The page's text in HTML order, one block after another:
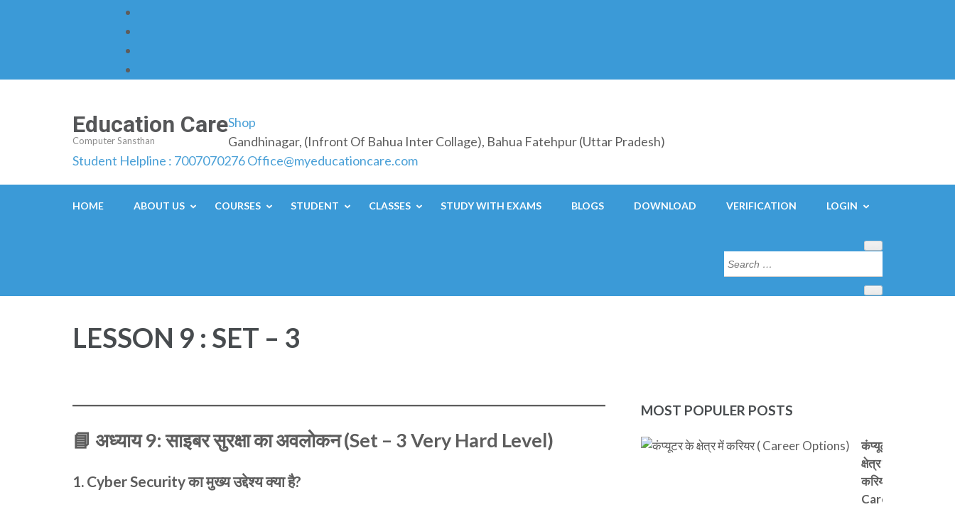
Education Care
Computer Sansthan
Shop
Gandhinagar, (Infront Of Bahua Inter Collage), Bahua Fatehpur (Uttar Pradesh)
Student Helpline : 7007070276Office@myeducationcare.com
HOME ABOUT US COURSES STUDENT CLASSES STUDY WITH EXAMS BLOGS DOWNLOAD VERIFICATION LOGIN
Search
for:
LESSON 9 : SET – 3
📘 अध्याय 9: साइबर सुरक्षा का अवलोकन (Set – 3 Very Hard Level)
1. Cyber Security का मुख्य उद्देश्य क्या है?
MOST POPULER POSTS
कंप्यूटर के
क्षेत्र में
करियर (
Career